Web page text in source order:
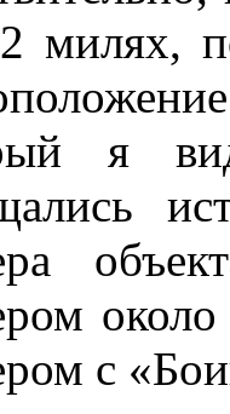
милях,
я
около
с